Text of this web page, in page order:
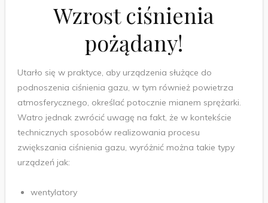
Wzrost ciśnienia
pożądany!
Utarło się w praktyce, aby urządzenia służące do
podnoszenia ciśnienia gazu, w tym również powietrza
atmosferycznego, określać potocznie mianem sprężarki.
Watro jednak zwrócić uwagę na fakt, że w kontekście
technicznych sposobów realizowania procesu
zwiększania ciśnienia gazu, wyróżnić można takie typy
urządzeń jak:
wentylatory